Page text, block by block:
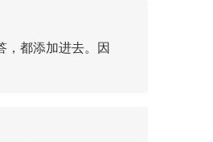
，都添加进去。因